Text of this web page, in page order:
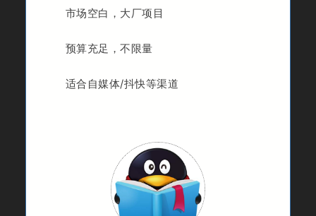
市场空白，大厂项目
预算充足，不限量
适合自媒体/抖快等渠道